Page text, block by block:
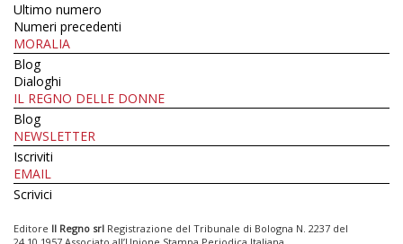
Ultimo numero
Numeri precedenti
MORALIA
Blog
Dialoghi
IL REGNO DELLE DONNE
Blog
NEWSLETTER
Iscriviti
EMAIL
Scrivici
Editore Il Regno srl Registrazione del Tribunale di Bologna N. 2237 del